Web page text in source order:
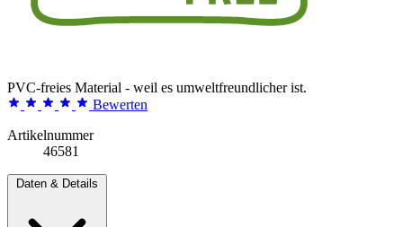
PVC-freies Material - weil es umweltfreundlicher ist.
Bewerten
Artikelnummer
46581
Daten & Details